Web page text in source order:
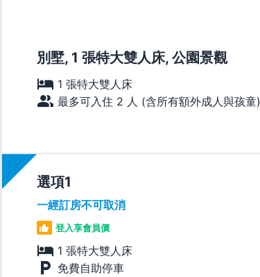
別墅, 1 張特大雙人床, 公園景觀
1 張特大雙人床
最多可入住 2 人 (含所有額外成人與孩童)
選項
一經訂房不可取消
登入享會員價
1 張特大雙人床
免費自助停車